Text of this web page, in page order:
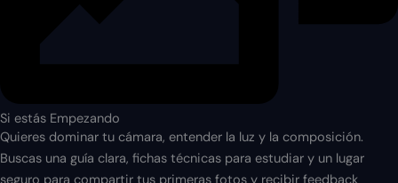
Si estás Empezando​
Quieres dominar tu cámara, entender la luz y la composición.
Buscas una guía clara, fichas técnicas para estudiar y un lugar
seguro para compartir tus primeras fotos y recibir feedback